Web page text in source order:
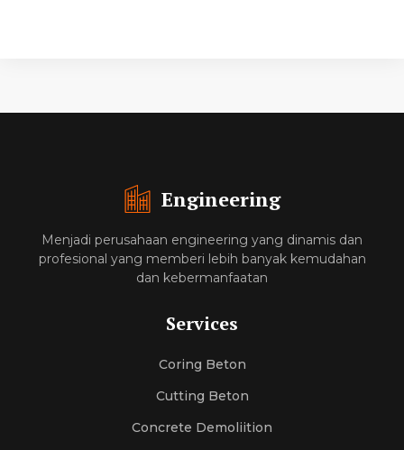
Engineering
Menjadi perusahaan engineering yang dinamis dan
profesional yang memberi lebih banyak kemudahan
dan kebermanfaatan
Services
Coring Beton
Cutting Beton
Concrete Demoliition